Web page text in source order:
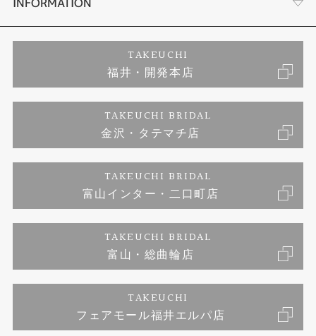
エタニティーリング
婚約ネックレス
アフターメンテナンス
金澤工房｜手作りペアリング
金澤工房｜手作り結婚指輪
金澤工房｜手作り婚約指輪プロポーズプラン
お客様の声
プライバシーポリシー
TAKEUCHI
福井・開発本店
TAKEUCHI BRIDAL
金沢・タテマチ店
TAKEUCHI BRIDAL
富山インター・二口町店
TAKEUCHI BRIDAL
富山・総曲輪店
TAKEUCHI
フェアモール福井エルパ店